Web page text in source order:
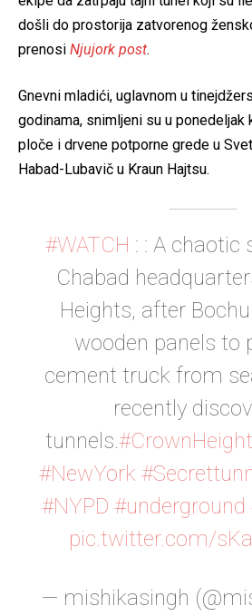
došli do prostorija zatvorenog
prenosi Njujork post.
Gnevni mladići, uglavnom u
godinama, snimljeni su u ponedeljak
ploče i drvene potporne grede u
Habad-Lubavič u Kraun Hajtsu.
#WATCH : : A chaotic
Chabad
Heights, after
wooden panels to
cement truck from
recently
tunnels.
#NewYork
#NYPD #underground
pic.twitter.com/
— mishikasingh